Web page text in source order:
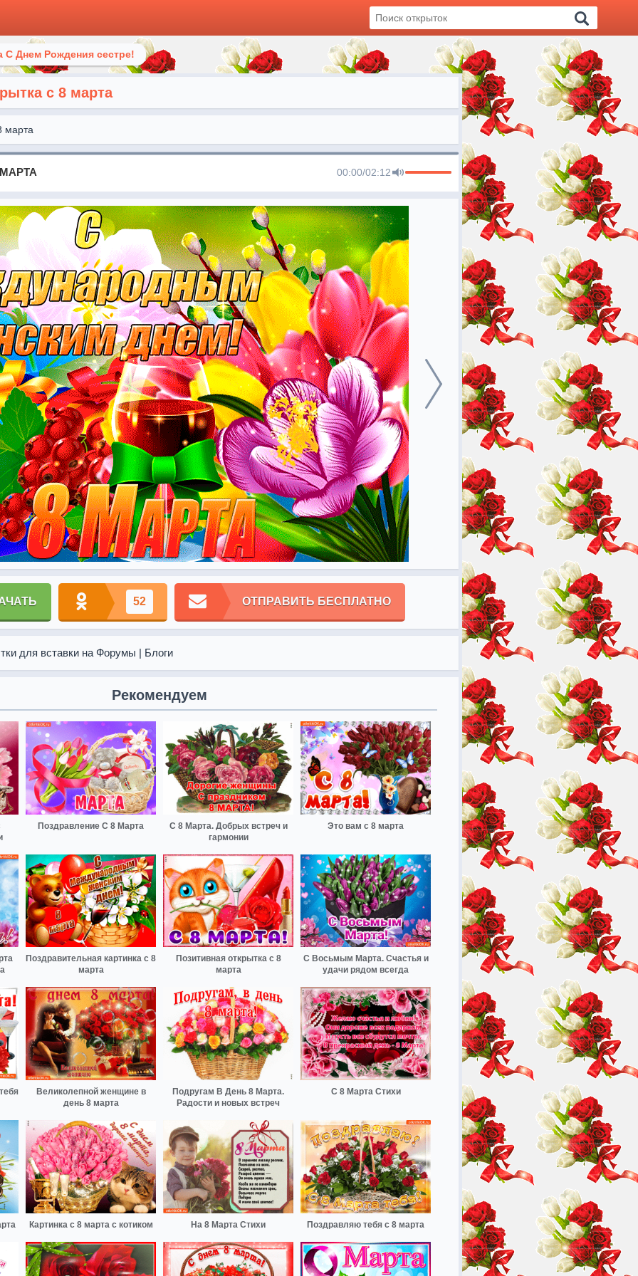
С Днем Рождения сестре!
с 8 марта
марта
00:00/02:12
52 ОТПРАВИТЬ БЕСПЛАТНО
для вставки на Форумы | Блоги
Рекомендуем
Поздравление С 8 Марта
С 8 Марта. Добрых встреч и
гармонии
Это вам с 8 марта
Поздравительная картинка с 8
марта
Позитивная открытка с 8
марта
С Восьмым Марта. Счастья и
удачи рядом всегда
Великолепной женщине в
день 8 марта
Подругам В День 8 Марта.
Радости и новых встреч
С 8 Марта Стихи
Картинка с 8 марта с котиком На 8 Марта Стихи Поздравляю тебя с 8 марта